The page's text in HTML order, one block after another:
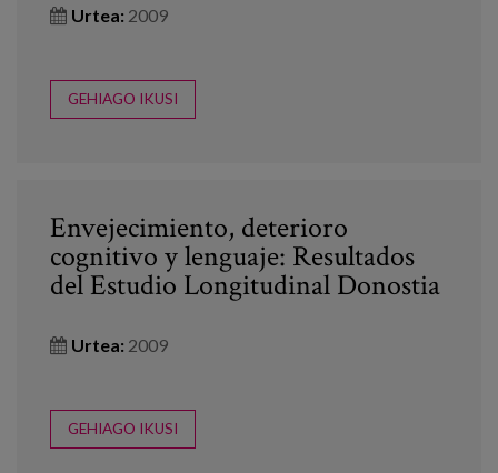
Urtea: 2009
GEHIAGO IKUSI
Envejecimiento, deterioro
cognitivo y lenguaje: Resultados
del Estudio Longitudinal Donostia
Urtea: 2009
GEHIAGO IKUSI